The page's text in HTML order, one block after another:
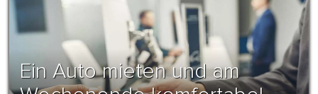
Ein Auto mieten und am